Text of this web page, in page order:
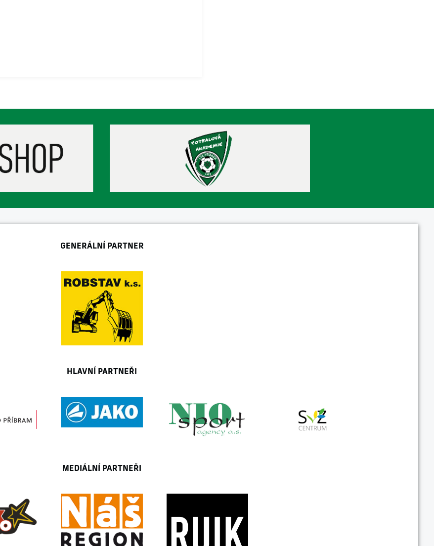
GENERÁLNÍ PARTNER
HLAVNÍ PARTNEŘI
MEDIÁLNÍ PARTNEŘI